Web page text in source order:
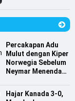
Percakapan Adu
Mulut dengan Kiper
Norwegia Sebelum
Neymar Menendang
Hajar Kanada 3-0,